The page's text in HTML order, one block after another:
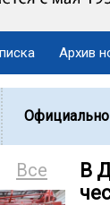
Архив
Официально
Все
В